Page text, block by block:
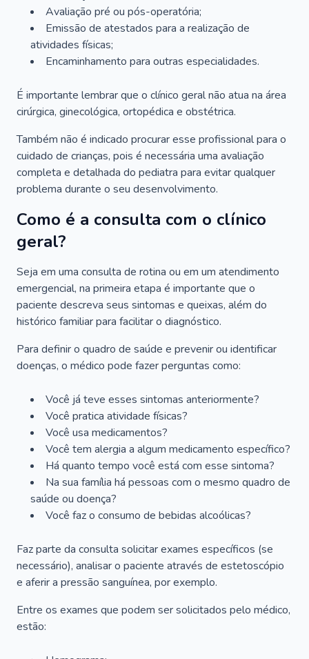
Avaliação pré ou pós-operatória;
Emissão de atestados para a realização de
atividades físicas;
Encaminhamento para outras especialidades.
É importante lembrar que o clínico geral não atua na área
cirúrgica, ginecológica, ortopédica e obstétrica.
Também não é indicado procurar esse profissional para o
cuidado de crianças, pois é necessária uma avaliação
completa e detalhada do pediatra para evitar qualquer
problema durante o seu desenvolvimento.
Como é a consulta com o clínico
geral?
Seja em uma consulta de rotina ou em um atendimento
emergencial, na primeira etapa é importante que o
paciente descreva seus sintomas e queixas, além do
histórico familiar para facilitar o diagnóstico.
Para definir o quadro de saúde e prevenir ou identificar
doenças, o médico pode fazer perguntas como:
Você já teve esses sintomas anteriormente?
Você pratica atividade físicas?
Você usa medicamentos?
Você tem alergia a algum medicamento específico?
Há quanto tempo você está com esse sintoma?
Na sua família há pessoas com o mesmo quadro de
saúde ou doença?
Você faz o consumo de bebidas alcoólicas?
Faz parte da consulta solicitar exames específicos (se
necessário), analisar o paciente através de estetoscópio
e aferir a pressão sanguínea, por exemplo.
Entre os exames que podem ser solicitados pelo médico,
estão: